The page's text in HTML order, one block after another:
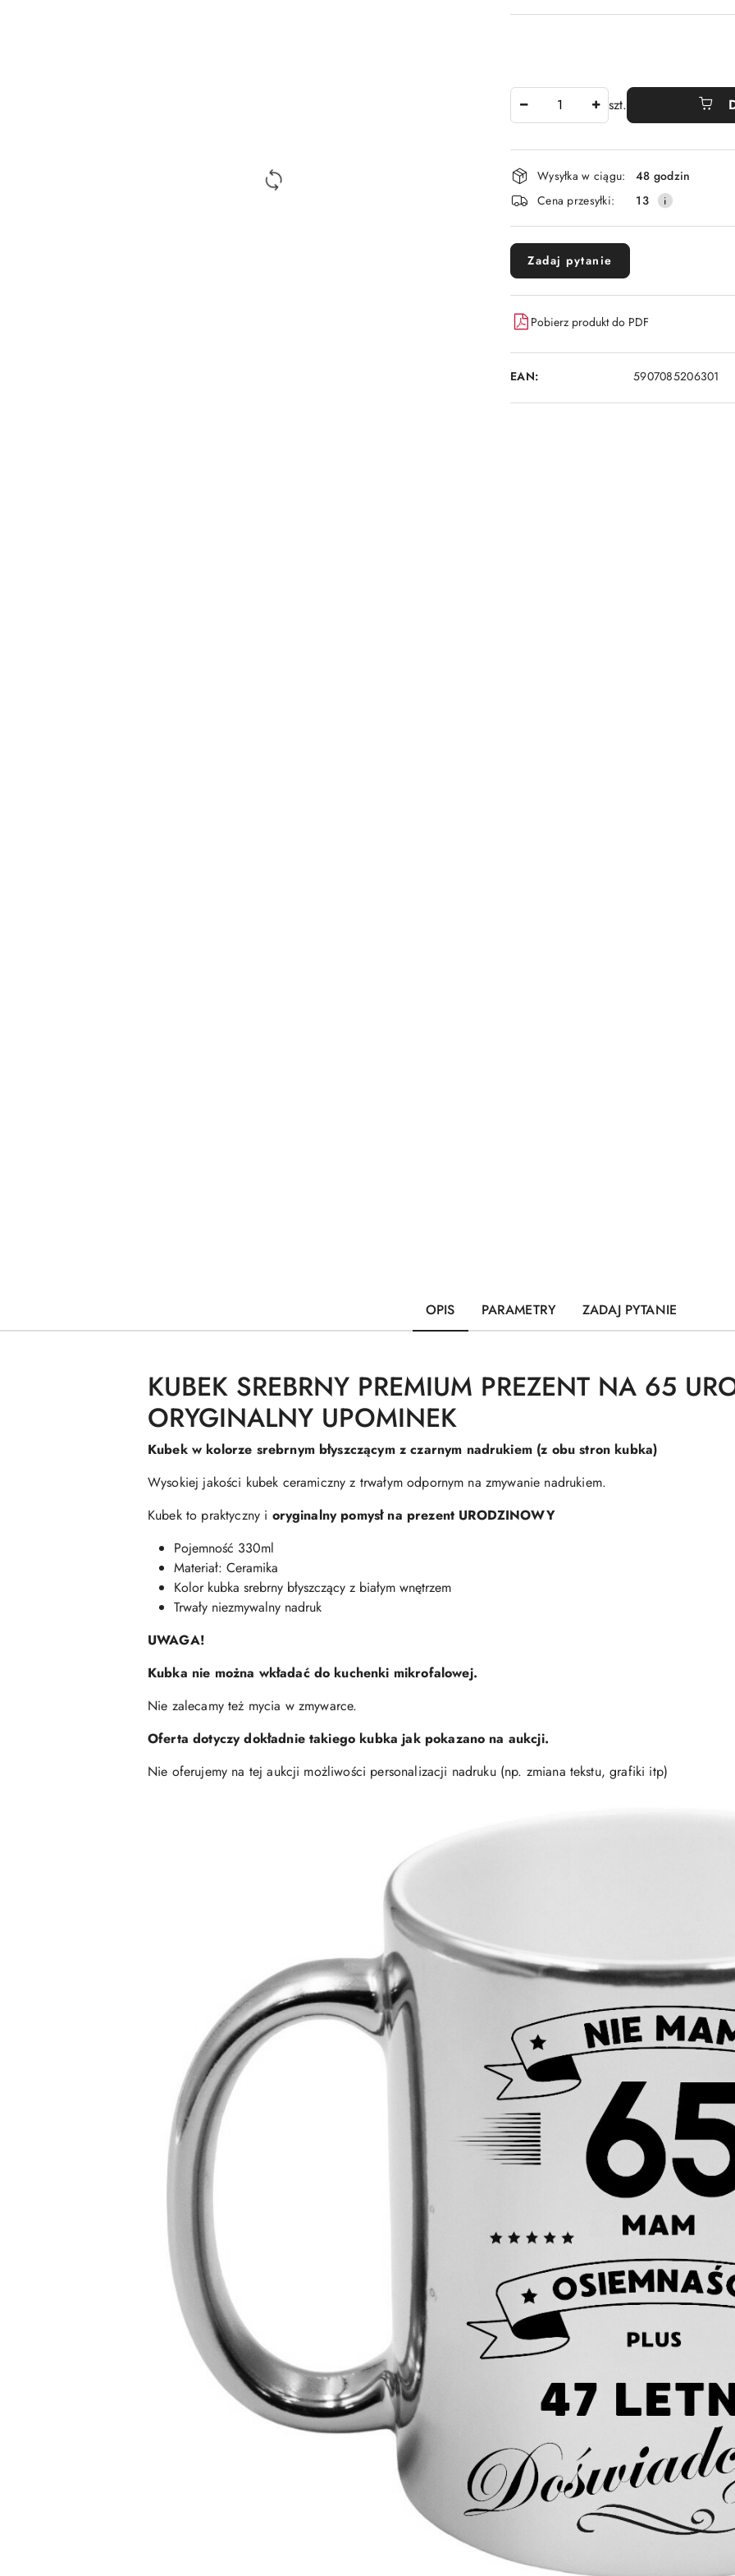
szt.
Dostępność
i
dostawa
Wysyłka w ciągu:
48 godzin
Cena przesyłki:
13
Zadaj pytanie
Pobierz produkt do PDF
EAN: 5907085206301
OPIS PARAMETRY ZADAJ PYTANIE
KUBEK SREBRNY PREMIUM PREZENT NA 65
ORYGINALNY UPOMINEK
Kubek w kolorze srebrnym błyszczącym z czarnym nadrukiem (z obu stron kubka)
Wysokiej jakości kubek ceramiczny z trwałym odpornym na zmywanie nadrukiem.
Kubek to praktyczny i oryginalny pomysł na prezent URODZINOWY
Pojemność 330ml
Materiał: Ceramika
Kolor kubka srebrny błyszczący z białym wnętrzem
Trwały niezmywalny nadruk
UWAGA!
Kubka nie można wkładać do kuchenki mikrofalowej.
Nie zalecamy też mycia w zmywarce.
Oferta dotyczy dokładnie takiego kubka jak pokazano na aukcji.
Nie oferujemy na tej aukcji możliwości personalizacji nadruku (np. zmiana tekstu, grafiki itp)